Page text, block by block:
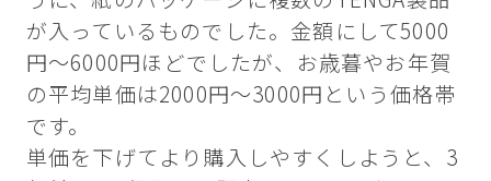
が入っているものでした。金額にして5000
円～6000円ほどでしたが、お歳暮やお年賀
の平均単価は2000円～3000円という価格帯
です。
単価を下げてより購入しやすくしようと、3